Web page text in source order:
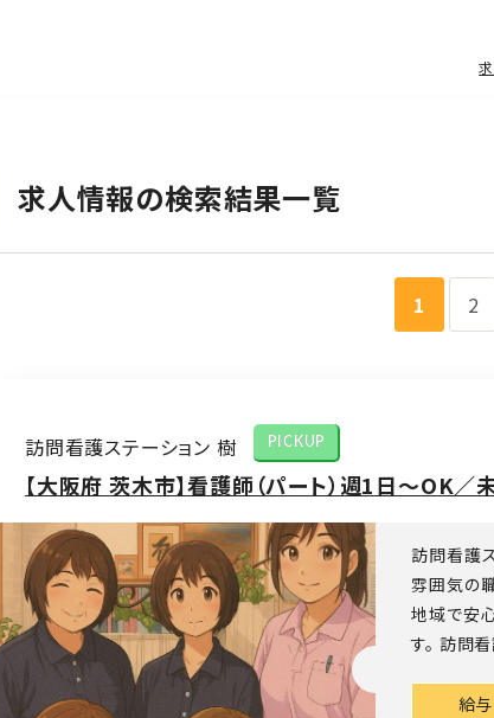
求人情報の検索結果一覧
1 2
訪問看護ステーション 樹 PICKUP
【大阪府 茨木市】看護師（パート）週1日〜OK
訪問看護
雰囲気の
地域で安
す。 訪問
給与